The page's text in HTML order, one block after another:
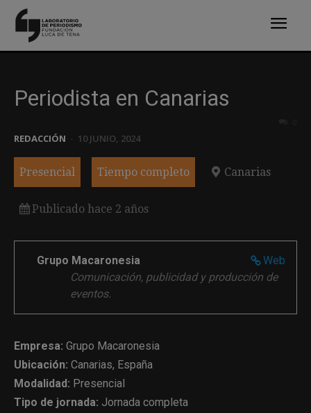
Periodista en Canarias
REDACCIÓN 10 JUNIO, 2024
Presencial Tiempo completo Canarias
Publicado hace 2 años
Web
Grupo Macaronesia
Comunicación, publicidad y producción de
eventos.
Empresa: Grupo Macaronesia
Ubicación: Canarias, España
Modalidad: Presencial
Tipo de jornada: Jornada completa